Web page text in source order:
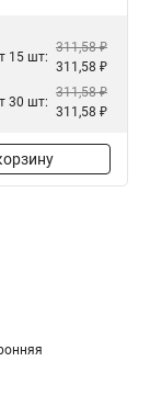
15 шт:
311,58 ₽
311,58 ₽
30 шт:
311,58 ₽
311,58 ₽